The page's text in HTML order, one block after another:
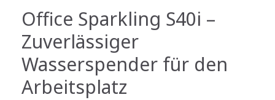
Office Sparkling S40i –
Zuverlässiger
Wasserspender für den
Arbeitsplatz